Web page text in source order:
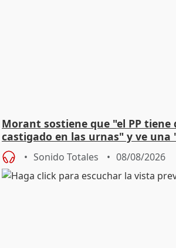
Morant sostiene que "el PP tiene
castigado en las urnas" y ve una
cambio"
Sonido Totales 08/08/2026